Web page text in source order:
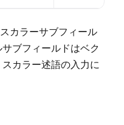
カラーサブフィール
ブフィールドはベク
カラー述語の入力に